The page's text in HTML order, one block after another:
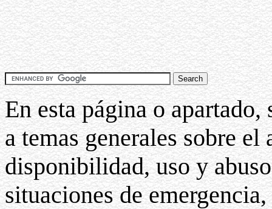
En esta página o apartado,
a temas generales sobre
disponibilidad, uso y
situaciones de